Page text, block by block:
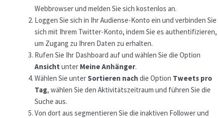
Webbrowser und melden Sie sich kostenlos an.
Loggen Sie sich in Ihr Audiense-Konto ein und verbinden Sie
sich mit Ihrem Twitter-Konto, indem Sie es authentifizieren,
um Zugang zu Ihren Daten zu erhalten.
Rufen Sie Ihr Dashboard auf und wählen Sie die Option
Ansicht unter Meine Anhänger.
Wählen Sie unterSortieren nach die Option Tweets pro
Tag, wählen Sie den Aktivitätszeitraum und führen Sie die
Suche aus.
Von dort aus segmentieren Sie die inaktiven Follower und